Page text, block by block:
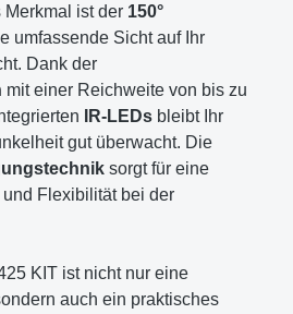
ist der 150°
umfassende Sicht auf Ihr
Dank der
mit einer Reichweite von bis zu
IR-LEDs bleibt Ihr
gut überwacht. Die
sorgt für eine
Flexibilität bei der
KIT ist nicht nur eine
auch ein praktisches